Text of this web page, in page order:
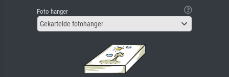
Foto hanger
Gekartelde fotohanger